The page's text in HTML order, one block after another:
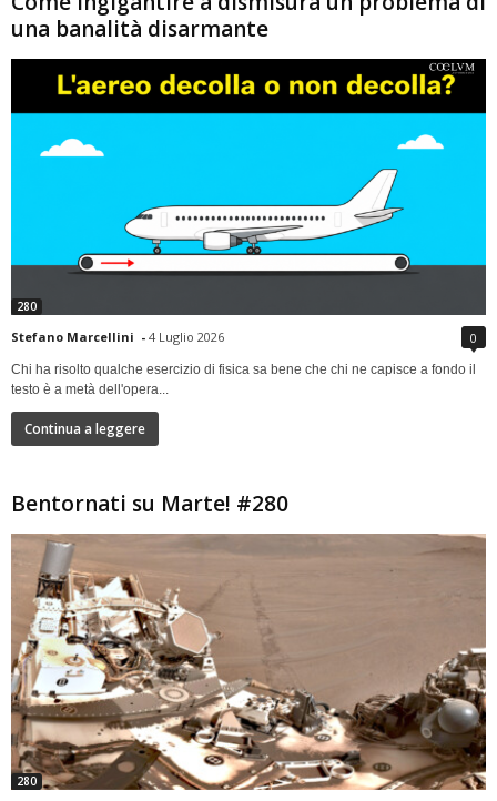
una banalità disarmante
280
Stefano Marcellini - 4 Luglio 2026 0
Chi ha risolto qualche esercizio di fisica sa bene che chi ne capisce a fondo il
testo è a metà dell'opera...
Continua a leggere
Bentornati su Marte! #280
280